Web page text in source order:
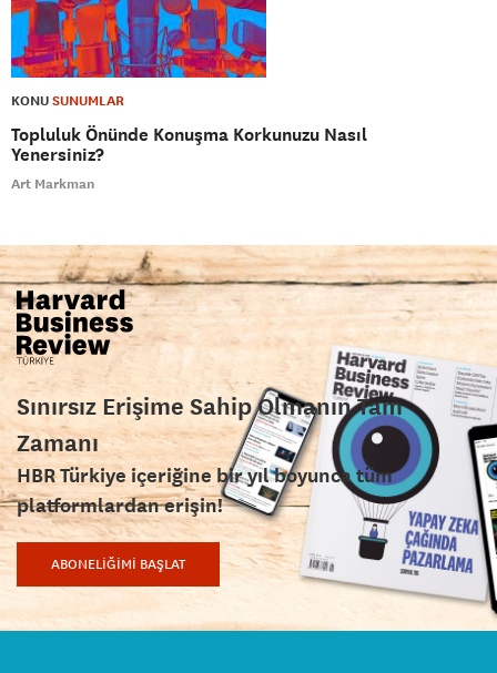
KONUSUNUMLAR
Topluluk Önünde Konuşma Korkunuzu Nasıl
Yenersiniz?
Art Markman
Sınırsız Erişime Sahip Olmanın Tam
Zamanı
HBR Türkiye içeriğine bir yıl boyunca tüm
platformlardan erişin!
ABONELİĞİMİ BAŞLAT